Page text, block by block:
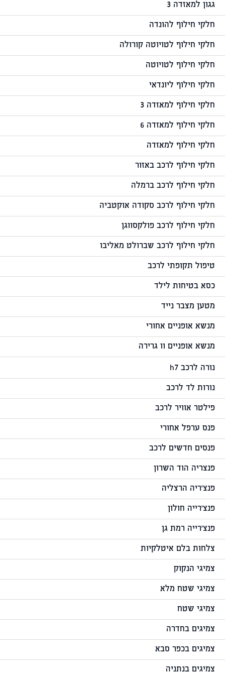
גגון למאזדה 3
חלקי חילוף להונדה
חלקי חילוף לטויוטה קורולה
חלקי חילוף לטויוטה
חלקי חילוף ליונדאי
חלקי חילוף למאזדה 3
חלקי חילוף למאזדה 6
חלקי חילוף למאזדה
חלקי חילוף לרכב באזור
חלקי חילוף לרכב ברמלה
חלקי חילוף לרכב סקודה אוקטביה
חלקי חילוף לרכב פולקסווגן
חלקי חילוף לרכב שברולט מאליבו
טיפול תקופתי לרכב
כסא בטיחות לילד
מטען מצבר נייד
מנשא אופניים אחורי
מנשא אופניים וו גרירה
נורה לרכב h7
נורות לד לרכב
פילטר אוויר לרכב
פנס ערפל אחורי
פנסים חדשים לרכב
פנצריה הוד השרון
פנצ'ריה הרצליה
פנצ'רייה חולון
פנצ'רייה רמת גן
צלחות בלם איטלקיות
צמיגי הנקוק
צמיגי שטח מלא
צמיגי שטח
צמיגים בחדרה
צמיגים בכפר סבא
צמיגים בנתניה